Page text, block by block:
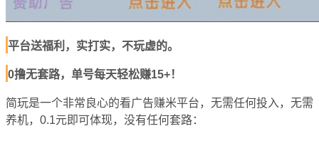
平台送福利，实打实，不玩虚的。
0撸无套路，单号每天轻松赚15+！
简玩是一个非常良心的看广告赚米平台， 无需任何投入， 无需
养机， 0.1元即可体现， 没有任何套路：